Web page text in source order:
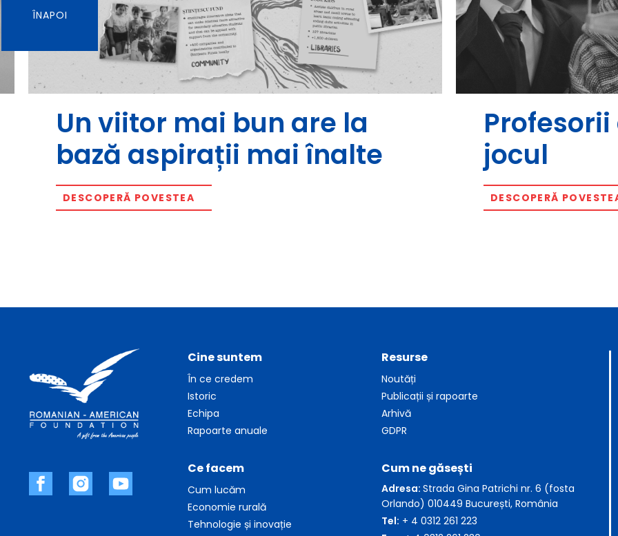
Un viitor mai bun are la
bază aspirații mai înalte
DESCOPERĂ POVESTEA
jocul
DESCOPERĂ
ÎNAPOI
Cine suntem
În ce credem
Istoric
Echipa
Rapoarte anuale
Ce facem
Cum lucăm
Economie rurală
Tehnologie și inovație
Resurse
Noutăți
Publicații și rapoarte
Arhivă
GDPR
Cum ne găsești
Adresa: Strada Gina Patrichi nr. 6 (fosta
Orlando) 010449 București, România
Tel: + 4 0312 261 223